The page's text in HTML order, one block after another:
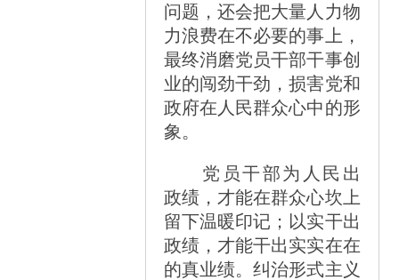
问题，还会把大量人力物
力浪费在不必要的事上，
最终消磨党员干部干事创
业的闯劲干劲，损害党和
政府在人民群众心中的形
象。
党员干部为人民出
政绩，才能在群众心坎上
留下温暖印记；以实干出
政绩，才能干出实实在在
的真业绩。纠治形式主义